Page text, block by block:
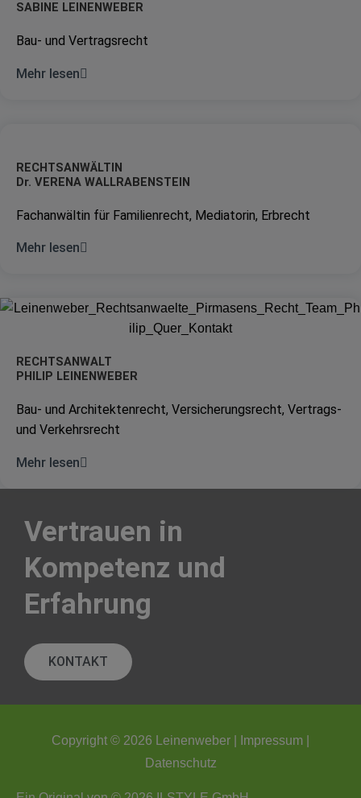
SABINE LEINENWEBER
Bau- und Vertragsrecht
Mehr lesen
RECHTSANWÄLTIN
Dr. VERENA WALLRABENSTEIN
​Fachanwältin für Familienrecht, Mediatorin, Erbrecht
Mehr lesen
RECHTSANWALT
PHILIP LEINENWEBER
Bau- und Architektenrecht, Versicherungsrecht, Vertrags-
und Verkehrsrecht
Mehr lesen
Vertrauen in
Kompetenz und
Erfahrung
KONTAKT
Copyright © 2026 Leinenweber Impressum
Datenschutz